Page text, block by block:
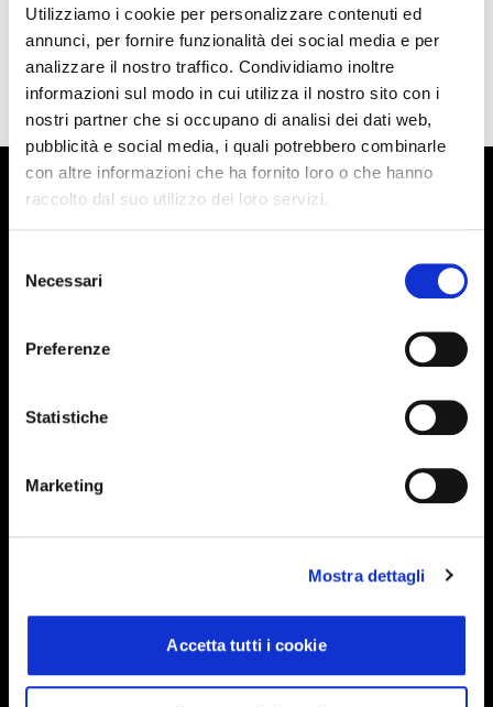
Utilizziamo i cookie per personalizzare contenuti ed
annunci, per fornire funzionalità dei social media e per
analizzare il nostro traffico. Condividiamo inoltre
informazioni sul modo in cui utilizza il nostro sito con i
nostri partner che si occupano di analisi dei dati web,
pubblicità e social media, i quali potrebbero combinarle
con altre informazioni che ha fornito loro o che hanno
raccolto dal suo utilizzo dei loro servizi.
delNecessari
Preferenze
Statistiche
Marketing
Mostra dettagli
Accetta tutti i cookie
come Spagna, Francia e Germania, BusForFun ti offre un
servizio unico, ovunque tu sia.
can cancel your subscription at any time
Ho letto e approvo Privacy Policy